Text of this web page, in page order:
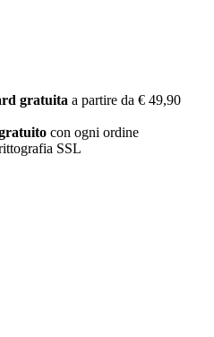
gratuita a partire da € 49,90
con ogni ordine
SSL